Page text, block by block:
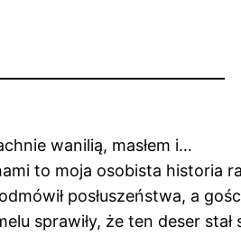
wanilią, masłem i…
to moja osobista historia
posłuszeństwa, a
sprawiły, że ten deser stał